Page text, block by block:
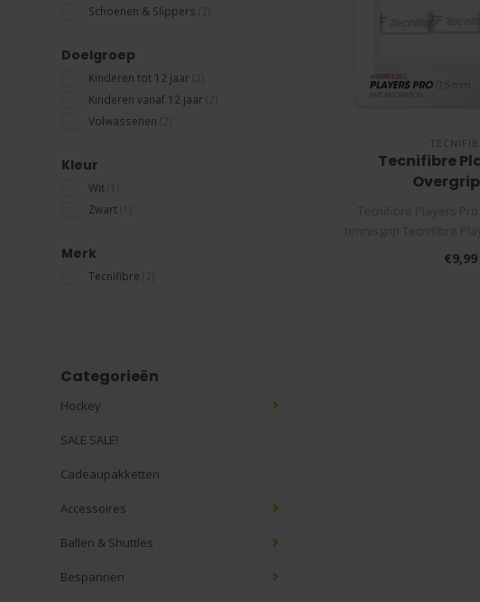
Schoenen & Slippers
Doelgroep
Kinderen tot 12 jaar
Kinderen vanaf 12 jaar
Volwassenen
Kleur
Wit
Zwart
Merk
Tecnifibre
Categorieën
Hockey
SALE SALE!
Cadeaupakketten
Accessoires
Ballen & Shuttles
Bespannen
Tecnifibre
€9,99